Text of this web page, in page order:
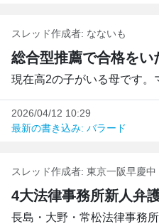
スレッド作成者: なないも
総合型推薦で合格を
2026/04/12 10:29
最新の書き込み: バラード
スレッド作成者: 東京一阪早慶中
4大法律事務所新人弁